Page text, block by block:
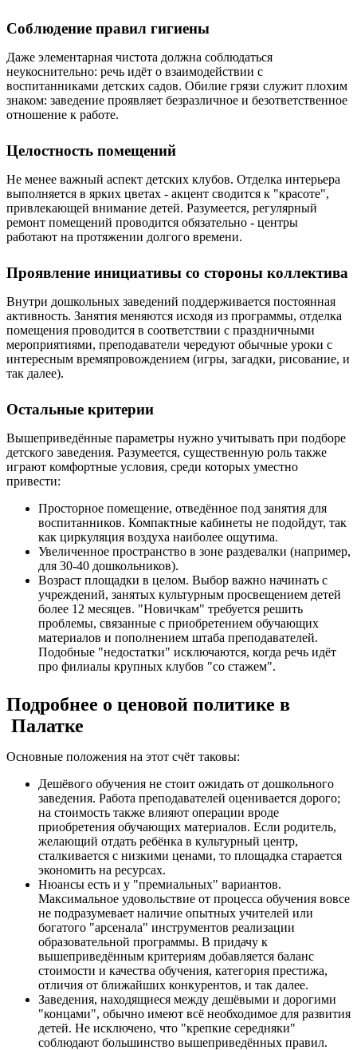
Соблюдение правил гигиены
Даже элементарная чистота должна соблюдаться
неукоснительно: речь идёт о взаимодействии с
воспитанниками детских садов. Обилие грязи служит плохим
знаком: заведение проявляет безразличное и безответственное
отношение к работе.
Целостность помещений
Не менее важный аспект детских клубов. Отделка интерьера
выполняется в ярких цветах - акцент сводится к "красоте",
привлекающей внимание детей. Разумеется, регулярный
ремонт помещений проводится обязательно - центры
работают на протяжении долгого времени.
Проявление инициативы со стороны коллектива
Внутри дошкольных заведений поддерживается постоянная
активность. Занятия меняются исходя из программы, отделка
помещения проводится в соответствии с праздничными
мероприятиями, преподаватели чередуют обычные уроки с
интересным времяпровождением (игры, загадки, рисование, и
так далее).
Остальные критерии
Вышеприведённые параметры нужно учитывать при подборе
детского заведения. Разумеется, существенную роль также
играют комфортные условия, среди которых уместно
привести:
Просторное помещение, отведённое под занятия для
воспитанников. Компактные кабинеты не подойдут, так
как циркуляция воздуха наиболее ощутима.
Увеличенное пространство в зоне раздевалки (например,
для 30-40 дошкольников).
Возраст площадки в целом. Выбор важно начинать с
учреждений, занятых культурным просвещением детей
более 12 месяцев. "Новичкам" требуется решить
проблемы, связанные с приобретением обучающих
материалов и пополнением штаба преподавателей.
Подобные "недостатки" исключаются, когда речь идёт
про филиалы крупных клубов "со стажем".
Подробнее о ценовой политике в
Палатке
Основные положения на этот счёт таковы:
Дешёвого обучения не стоит ожидать от дошкольного
заведения. Работа преподавателей оценивается дорого;
на стоимость также влияют операции вроде
приобретения обучающих материалов. Если родитель,
желающий отдать ребёнка в культурный центр,
сталкивается с низкими ценами, то площадка старается
экономить на ресурсах.
Нюансы есть и у "премиальных" вариантов.
Максимальное удовольствие от процесса обучения вовсе
не подразумевает наличие опытных учителей или
богатого "арсенала" инструментов реализации
образовательной программы. В придачу к
вышеприведённым критериям добавляется баланс
стоимости и качества обучения, категория престижа,
отличия от ближайших конкурентов, и так далее.
Заведения, находящиеся между дешёвыми и дорогими
"концами", обычно имеют всё необходимое для развития
детей. Не исключено, что "крепкие середняки"
соблюдают большинство вышеприведённых правил.